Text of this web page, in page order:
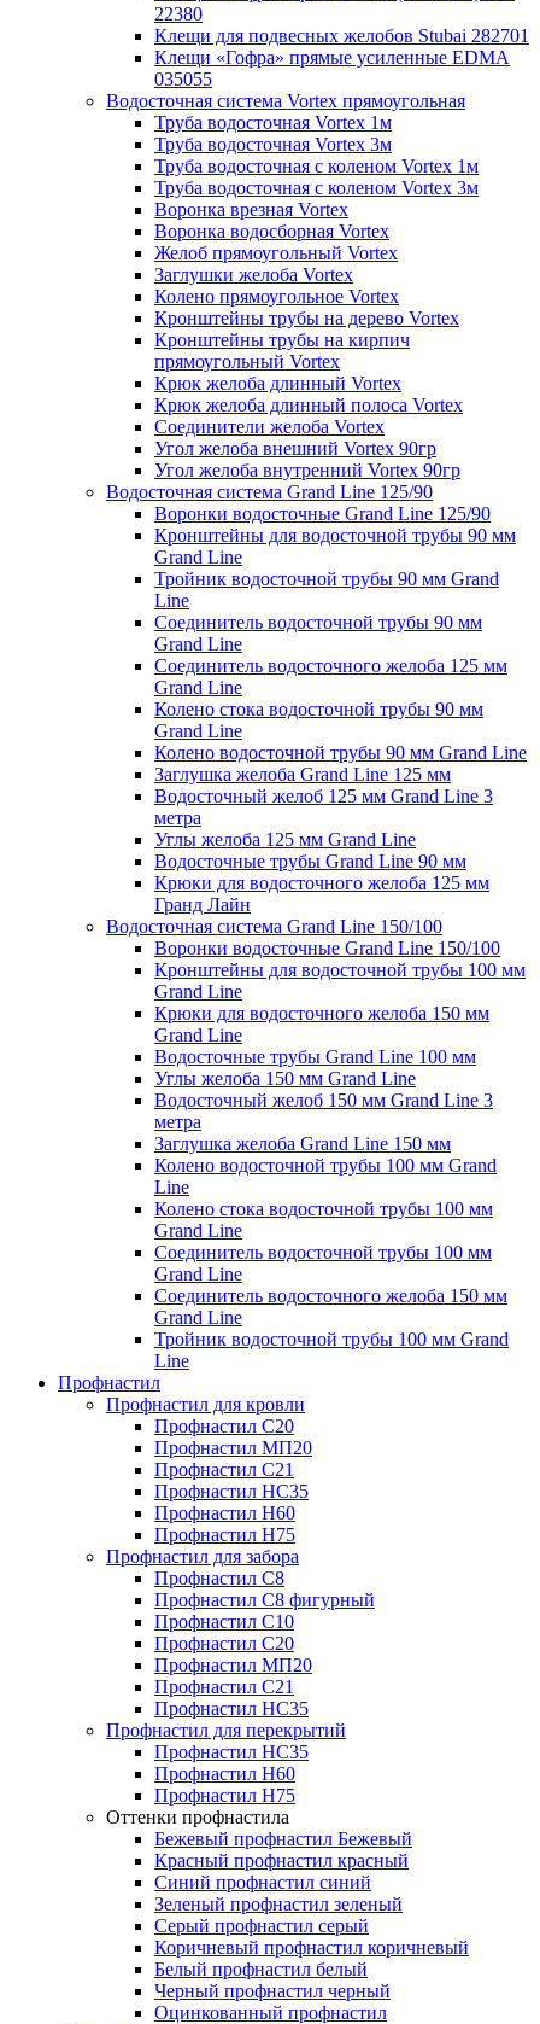
22380
Клещи для подвесных желобов Stubai 282701
Клещи «Гофра» прямые усиленные EDMA
035055
Водосточная система Vortex прямоугольная
Труба водосточная Vortex 1м
Труба водосточная Vortex 3м
Труба водосточная с коленом Vortex 1м
Труба водосточная с коленом Vortex 3м
Воронка врезная Vortex
Воронка водосборная Vortex
Желоб прямоугольный Vortex
Заглушки желоба Vortex
Колено прямоугольное Vortex
Кронштейны трубы на дерево Vortex
Кронштейны трубы на кирпич
прямоугольный Vortex
Крюк желоба длинный Vortex
Крюк желоба длинный полоса Vortex
Соединители желоба Vortex
Угол желоба внешний Vortex 90гр
Угол желоба внутренний Vortex 90гр
Водосточная система Grand Line 125/90
Воронки водосточные Grand Line 125/90
Кронштейны для водосточной трубы 90 мм
Grand Line
Тройник водосточной трубы 90 мм Grand
Line
Соединитель водосточной трубы 90 мм
Grand Line
Соединитель водосточного желоба 125 мм
Grand Line
Колено стока водосточной трубы 90 мм
Grand Line
Колено водосточной трубы 90 мм Grand Line
Заглушка желоба Grand Line 125 мм
Водосточный желоб 125 мм Grand Line 3
метра
Углы желоба 125 мм Grand Line
Водосточные трубы Grand Line 90 мм
Крюки для водосточного желоба 125 мм
Гранд Лайн
Водосточная система Grand Line 150/100
Воронки водосточные Grand Line 150/100
Кронштейны для водосточной трубы 100 мм
Grand Line
Крюки для водосточного желоба 150 мм
Grand Line
Водосточные трубы Grand Line 100 мм
Углы желоба 150 мм Grand Line
Водосточный желоб 150 мм Grand Line 3
метра
Заглушка желоба Grand Line 150 мм
Колено водосточной трубы 100 мм Grand
Line
Колено стока водосточной трубы 100 мм
Grand Line
Соединитель водосточной трубы 100 мм
Grand Line
Соединитель водосточного желоба 150 мм
Grand Line
Тройник водосточной трубы 100 мм Grand
Line
Профнастил
Профнастил для кровли
Профнастил С20
Профнастил МП20
Профнастил С21
Профнастил НС35
Профнастил Н60
Профнастил Н75
Профнастил для забора
Профнастил С8
Профнастил С8 фигурный
Профнастил С10
Профнастил С20
Профнастил МП20
Профнастил С21
Профнастил НС35
Профнастил для перекрытий
Профнастил НС35
Профнастил Н60
Профнастил Н75
Оттенки профнастила
Бежевый профнастил Бежевый
Красный профнастил красный
Синий профнастил синий
Зеленый профнастил зеленый
Серый профнастил серый
Коричневый профнастил коричневый
Белый профнастил белый
Черный профнастил черный
Оцинкованный профнастил